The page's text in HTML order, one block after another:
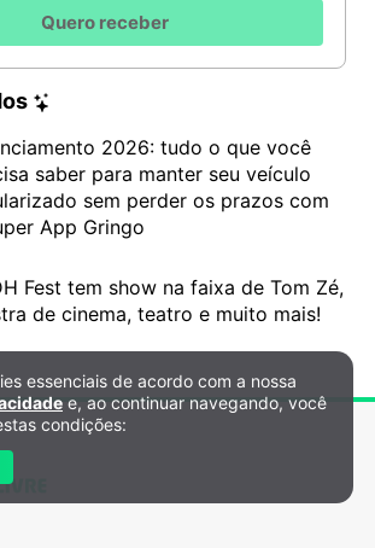
Quero receber
2026: tudo o que você
saber para manter seu veículo
sem perder os prazos com
App Gringo
Fest tem show na faixa de Tom Zé,
de cinema, teatro e muito mais!
e Cookies
essenciais de acordo com a nossa
e, ao continuar navegando, você
condições: